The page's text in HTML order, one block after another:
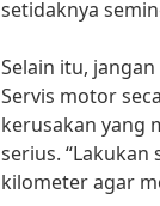
setidaknya
Selain itu,
Servis motor
kerusakan yang
serius.
kilometer agar